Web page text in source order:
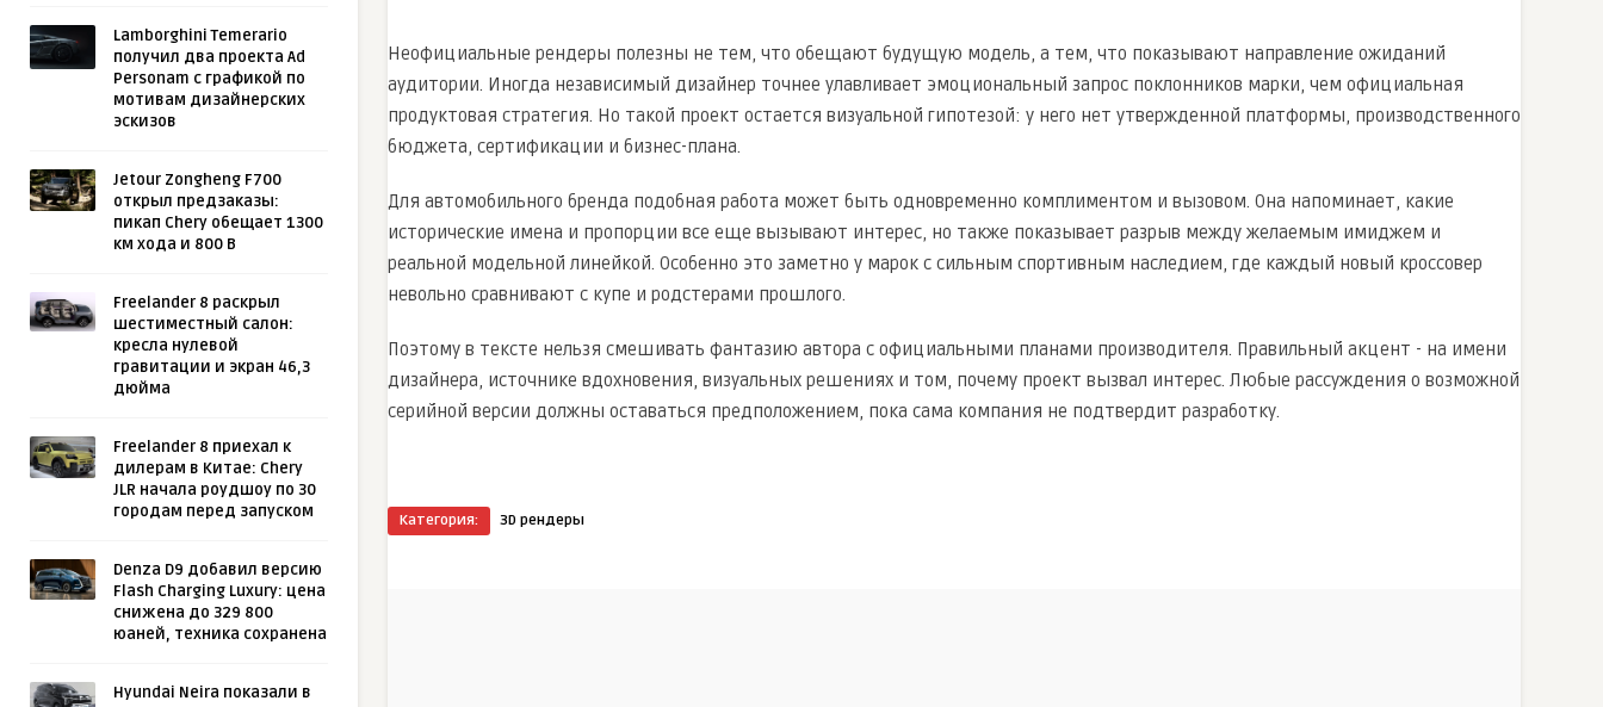
Lamborghini Temerario
получил два проекта Ad
Personam с графикой по
мотивам дизайнерских
эскизов
Jetour Zongheng F700
открыл предзаказы:
пикап Chery обещает 1300
км хода и 800 В
Freelander 8 раскрыл
шестиместный салон:
кресла нулевой
гравитации и экран 46,3
дюйма
Freelander 8 приехал к
дилерам в Китае: Chery
JLR начала роудшоу по 30
городам перед запуском
Denza D9 добавил версию
Flash Charging Luxury: цена
снижена до 329 800
юаней, техника сохранена
Hyundai Neira показали в
Неофициальные рендеры полезны не тем, что обещают будущую модель, а тем, что показывают направление ожиданий
аудитории. Иногда независимый дизайнер точнее улавливает эмоциональный запрос поклонников марки, чем официальная
продуктовая стратегия. Но такой проект остается визуальной гипотезой: у него нет утвержденной платформы, производственного
бюджета, сертификации и бизнес-плана.
Для автомобильного бренда подобная работа может быть одновременно комплиментом и вызовом. Она напоминает, какие
исторические имена и пропорции все еще вызывают интерес, но также показывает разрыв между желаемым имиджем и
реальной модельной линейкой. Особенно это заметно у марок с сильным спортивным наследием, где каждый новый кроссовер
невольно сравнивают с купе и родстерами прошлого.
Поэтому в тексте нельзя смешивать фантазию автора с официальными планами производителя. Правильный акцент - на имени
дизайнера, источнике вдохновения, визуальных решениях и том, почему проект вызвал интерес. Любые рассуждения о возможной
серийной версии должны оставаться предположением, пока сама компания не подтвердит разработку.
Категория: 3D рендеры